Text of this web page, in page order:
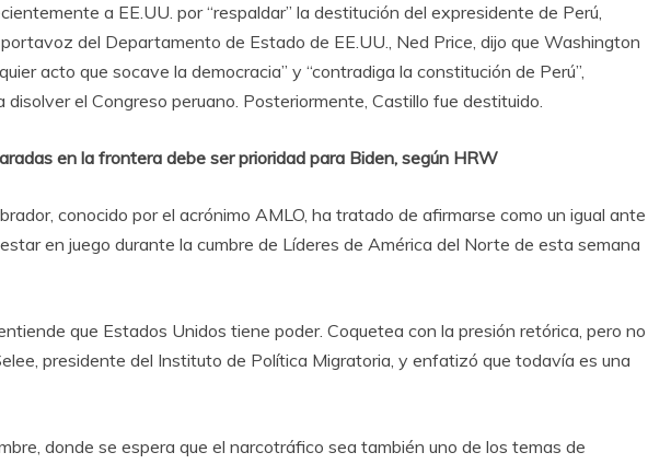
a EE.UU. por “respaldar” la destitución del expresidente de Perú,
del Departamento de Estado de EE.UU., Ned Price, dijo que Washington
acto que socave la democracia” y “contradiga la constitución de Perú”,
el Congreso peruano. Posteriormente, Castillo fue destituido.
en la frontera debe ser prioridad para Biden, según HRW
conocido por el acrónimo AMLO, ha tratado de afirmarse como un igual ante
en juego durante la cumbre de Líderes de América del Norte de esta semana
que Estados Unidos tiene poder. Coquetea con la presión retórica, pero no
presidente del Instituto de Política Migratoria, y enfatizó que todavía es una
donde se espera que el narcotráfico sea también uno de los temas de